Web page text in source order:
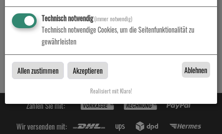
Stülpdeckelschachtel
Stülpdeckelschachtel bei Druckamt in Berlin
Zahlen Sie mit:
Wir versenden mit:
Technisch notwendig(immer notwendig)
Technisch notwendige Cookies, um die Seitenfunktionalität zu
gewährleisten
Allen zustimmen Akzeptieren Ablehnen
Realisiert mit Klaro!